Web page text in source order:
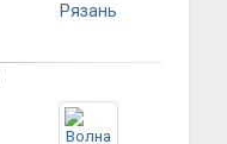
Рязань